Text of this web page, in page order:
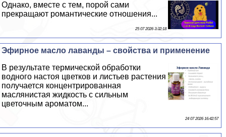
Однако, вместе с тем, порой сами
прекращают романтические отношения...
25 07 2026 3:32:18
Эфирное масло лаванды – свойства и применение
В результате термической обработки
водного настоя цветков и листьев растения
получается концентрированная
маслянистая жидкость с сильным
цветочным ароматом...
24 07 2026 16:42:57